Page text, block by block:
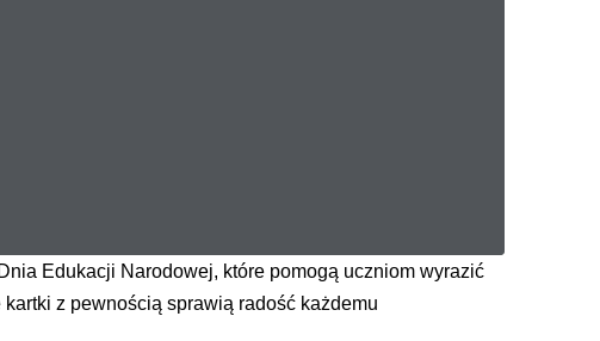
Edukacji Narodowej, które pomogą uczniom wyrazić
z pewnością sprawią radość każdemu